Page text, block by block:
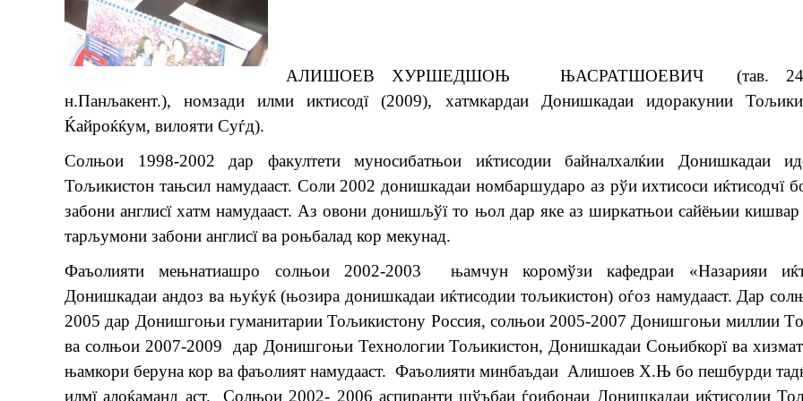
АЛИШОЕВ ХУРШЕДШОЊ ЊАСРАТШОЕВИЧ (тав.
н.Панљакент.), номзади илми иктисодї (2009), хатмкардаи Донишкадаи идоракунии
Ќайроќќум, вилояти Суѓд).
Солњои 1998-2002 дар факултети муносибатњои иќтисодии байналхалќии Донишкадаи
Тољикистон тањсил намудааст. Соли 2002 донишкадаи номбаршударо аз рўи ихтисоси иќтисодчї
забони англисї хатм намудааст. Аз овони донишљўї то њол дар яке аз ширкатњои сайёњии
тарљумони забони англисї ва роњбалад кор мекунад.
Фаъолияти мењнатиашро солњои 2002-2003 њамчун коромўзи кафедраи «Назарияи
Донишкадаи андоз ва њуќуќ (њозира донишкадаи иќтисодии тољикистон) оѓоз намудааст. Дар
2005 дар Донишгоњи гуманитарии Тољикистону Россия, солњои 2005-2007 Донишгоњи миллии
ва солњои 2007-2009 дар Донишгоњи Технологии Тољикистон, Донишкадаи Соњибкорї ва
њамкори беруна кор ва фаъолият намудааст. Фаъолияти минбаъдаи Алишоев Х.Њ бо пешбурди
илмї алоќаманд аст. Солњои 2002- 2006 аспиранти шўъбаи ѓоибонаи Донишкадаи иќтисодии